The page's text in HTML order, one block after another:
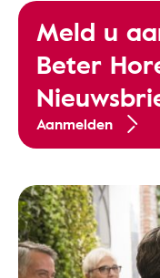
Meld u
Beter
Aanmelden